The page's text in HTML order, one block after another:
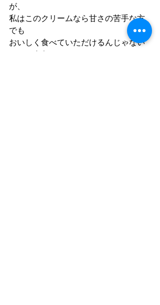
が、
私はこのクリームなら甘さの苦手な方
でも
おいしく食べていただけるんじゃない